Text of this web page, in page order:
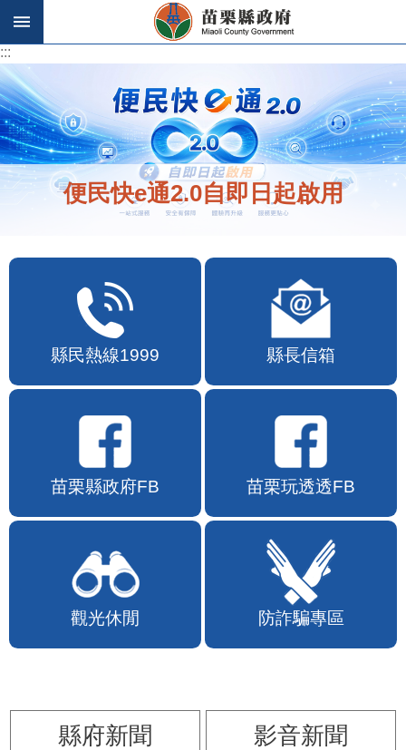
跳到主要內容區塊
:::
:::
便民快e通2.0自即日起啟用
縣民熱線1999 縣長信箱
苗栗縣政府FB 苗栗玩透透FB
觀光休閒 防詐騙專區
縣府新聞
影音新聞